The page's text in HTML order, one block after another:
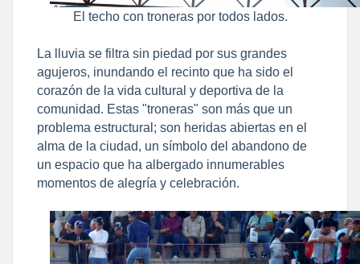
El techo con troneras por todos lados.
La lluvia se filtra sin piedad por sus grandes
agujeros, inundando el recinto que ha sido el
corazón de la vida cultural y deportiva de la
comunidad. Estas "troneras" son más que un
problema estructural; son heridas abiertas en el
alma de la ciudad, un símbolo del abandono de
un espacio que ha albergado innumerables
momentos de alegría y celebración.